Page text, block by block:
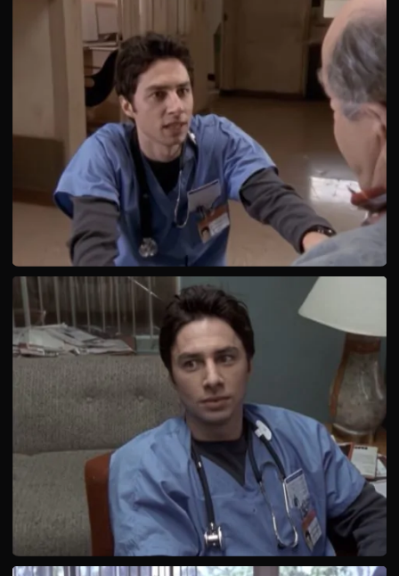
корейского происхождения сделает все, чтобы насолить
Джею Ди. Но он пока еще не знает, что его новый
начальник тоже не лыком шит.